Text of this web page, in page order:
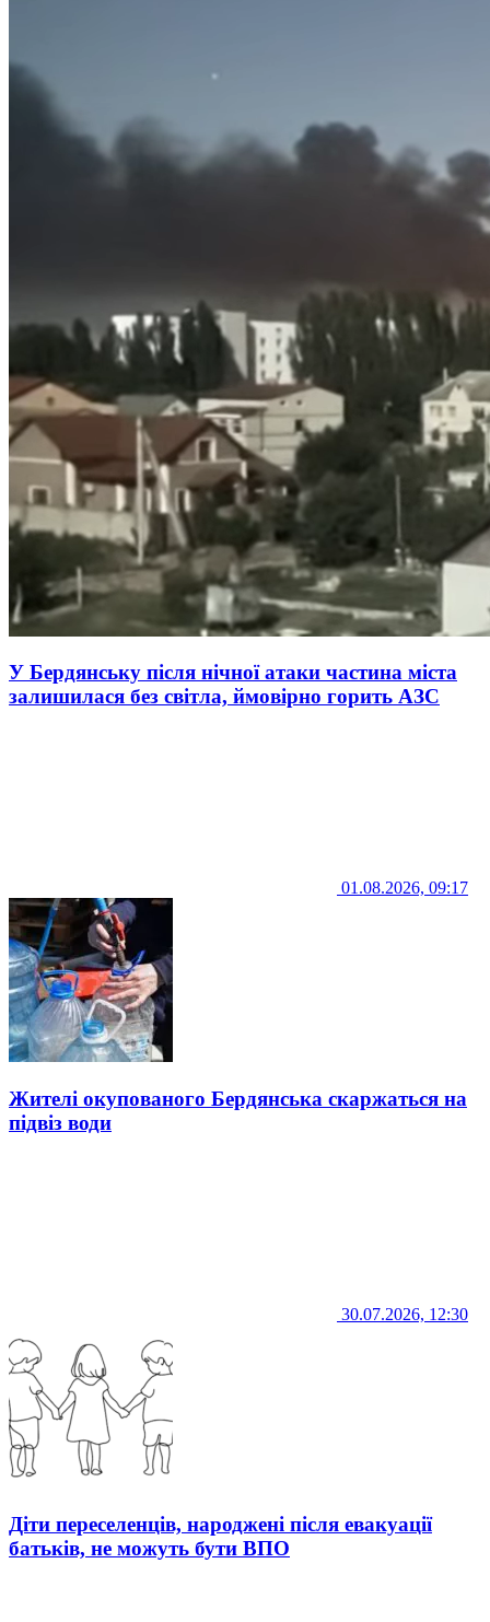
У Бердянську після нічної атаки частина міста
залишилася без світла, ймовірно горить АЗС
01.08.2026, 09:17
Жителі окупованого Бердянська скаржаться на
підвіз води
30.07.2026, 12:30
Діти переселенців, народжені після евакуації
батьків, не можуть бути ВПО